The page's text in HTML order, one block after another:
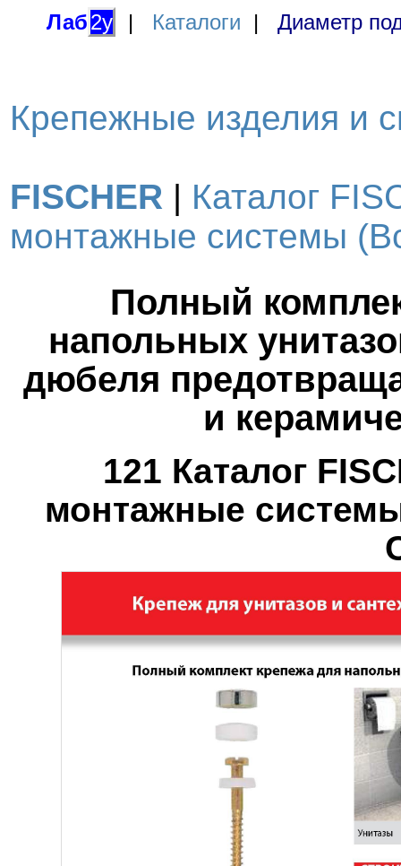
Лаб2у | Каталоги | Диаметр
Крепежные изделия и
FISCHER | Каталог
монтажные системы
Полный
напольных
дюбеля
и
121 Каталог
монтажные